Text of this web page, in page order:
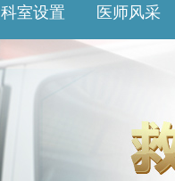
科室设置 医师风采